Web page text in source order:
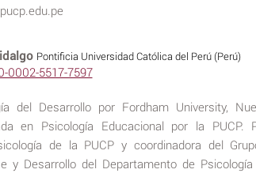
Pontificia Universidad Católica del Perú (Perú)
0002-5517-7597
del Desarrollo por Fordham University,
en Psicología Educacional por la PUCP.
de la PUCP y coordinadora del
y Desarrollo del Departamento de